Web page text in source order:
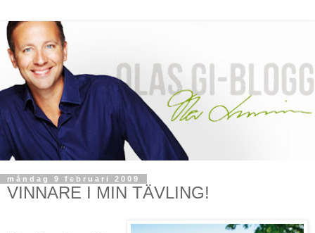
måndag 9 februari 2009
VINNARE I MIN TÄVLING!